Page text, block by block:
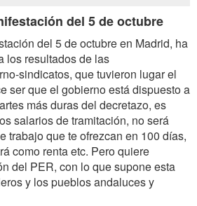
del 5 de octubre
del 5 de octubre en Madrid, ha
los resultados de las
sindicatos, que tuvieron lugar el
ser que el gobierno está dispuesto a
más duras del decretazo, es
salarios de tramitación, no será
trabajo que te ofrezcan en 100 días,
como renta etc. Pero quiere
del PER, con lo que supone esta
y los pueblos andaluces y